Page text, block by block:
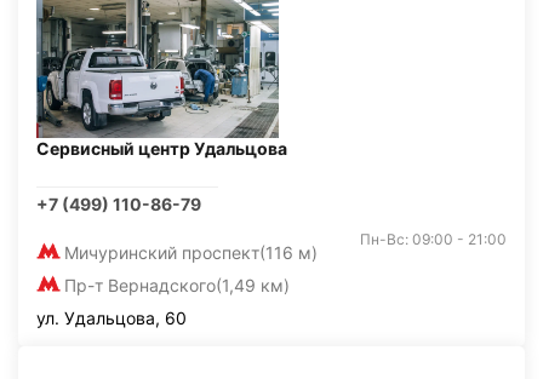
Сервисный центр Удальцова
+7 (499) 110-86-79
Мичуринский проспект(116 м)
Пр-т Вернадского(1,49 км)
Пн-Вс: 09:00 - 21:00
ул. Удальцова, 60